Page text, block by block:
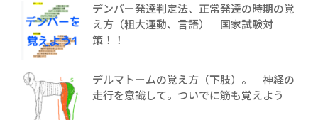
デンバー発達判定法、正常発達の時期の覚
え方（粗大運動、言語） 国家試験対
策！！
デルマトームの覚え方（下肢）。 神経の
走行を意識して。ついでに筋も覚えよう